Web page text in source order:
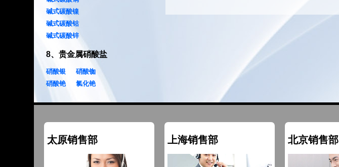
碱式碳酸镍
碱式碳酸钴
碱式碳酸锌
8、贵金属硝酸盐
硝酸银
硝酸铷
硝酸铯
氯化铯
太原销售部 上海销售部 北京销售部